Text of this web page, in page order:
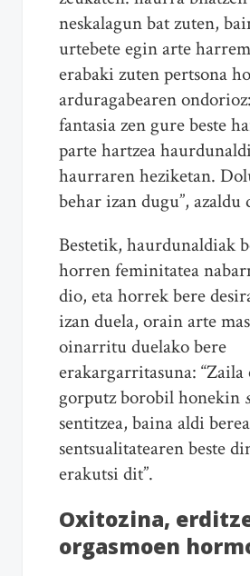
neskalagun bat zuten,
urtebete egin arte
erabaki zuten pertsona
arduragabearen
fantasia zen gure beste
parte hartzea
haurraren heziketan.
behar izan dugu”, azaldu
Bestetik, haurdunaldiak
horren feminitatea
dio, eta horrek bere
izan duela, orain arte
oinarritu duelako bere
erakargarritasuna:
gorputz borobil honekin
sentitzea, baina aldi
sentsualitatearen beste
erakutsi dit”.
Oxitozina,
orgasmoen